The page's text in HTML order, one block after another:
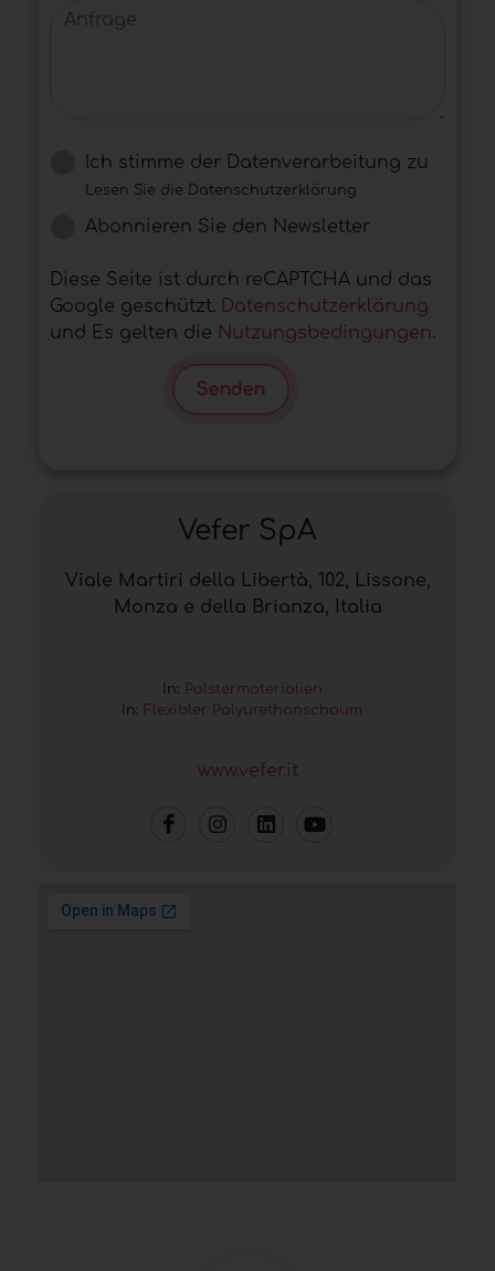
Anfrage
Ich stimme der Datenverarbeitung zu
Lesen Sie die Datenschutzerklärung
Abonnieren Sie den Newsletter
Diese Seite ist durch reCAPTCHA und das
Google geschützt. Datenschutzerklärung
und Es gelten die Nutzungsbedingungen.
Senden
Vefer SpA
Viale Martiri della Libertà, 102, Lissone,
Monza e della Brianza, Italia
In: Polstermaterialien
In: Flexibler Polyurethanschaum
www.vefer.it